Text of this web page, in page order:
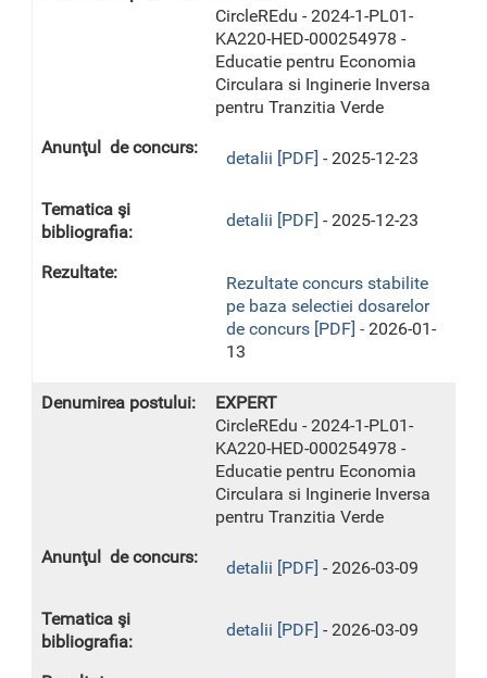
CircleREdu - 2024-1-PL01-
KA220-HED-000254978 -
Educatie pentru Economia
Circulara si Inginerie Inversa
pentru Tranzitia Verde
detalii [PDF] - 2025-12-23
detalii [PDF] - 2025-12-23
Rezultate concurs stabilite
pe baza selectiei dosarelor
de concurs [PDF] - 2026-01-
13
EXPERT
CircleREdu - 2024-1-PL01-
KA220-HED-000254978 -
Educatie pentru Economia
Circulara si Inginerie Inversa
pentru Tranzitia Verde
detalii [PDF] - 2026-03-09
detalii [PDF] - 2026-03-09